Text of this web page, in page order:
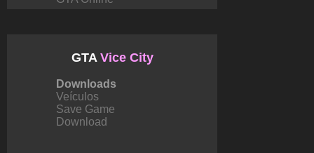
GTA Vice City
Downloads
Veículos
Save Game
Download